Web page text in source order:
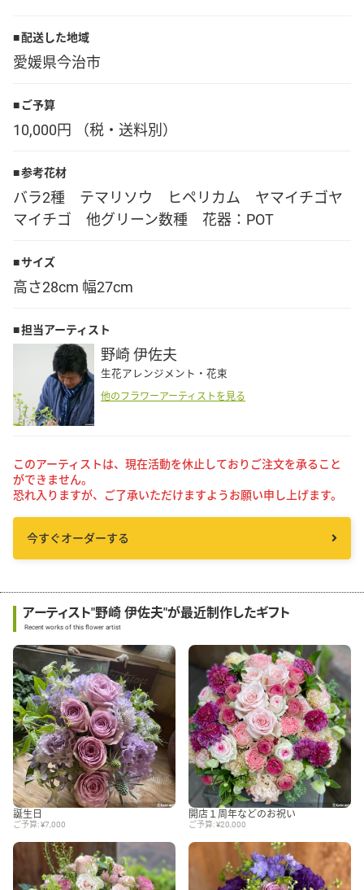
instagram
Language
English
配送した地域
愛媛県今治市
ご予算
10,000円 （税・送料別）
参考花材
バラ2種 テマリソウ ヒペリカム ヤマイチゴヤ
マイチゴ 他グリーン数種 花器：POT
サイズ
高さ28cm 幅27cm
担当アーティスト
野崎 伊佐夫
生花アレンジメント・花束
他のフラワーアーティストを見る
このアーティストは、現在活動を休止しておりご注文を承ること
ができません。
恐れ入りますが、ご了承いただけますようお願い申し上げます。
今すぐオーダーする
アーティスト"野崎 伊佐夫"が最近制作したギフト
Recent works of this flower artist
誕生日
ご予算: ¥7,000
開店１周年などのお祝い
ご予算: ¥20,000